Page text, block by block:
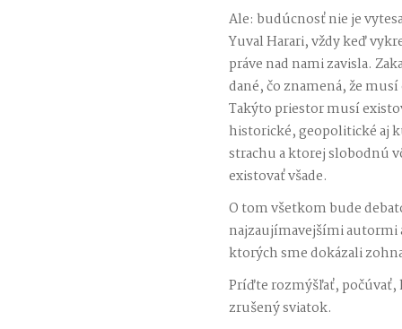
Ale: budúcnosť nie je
Yuval Harari, vždy keď
práve nad nami zavisla.
dané, čo znamená, že
Takýto priestor musí
historické, geopolitické aj
strachu a ktorej slobodnú
existovať všade.
O tom všetkom bude
najzaujímavejšími autormi
ktorých sme dokázali
Príďte rozmýšľať, počúvať,
zrušený sviatok.